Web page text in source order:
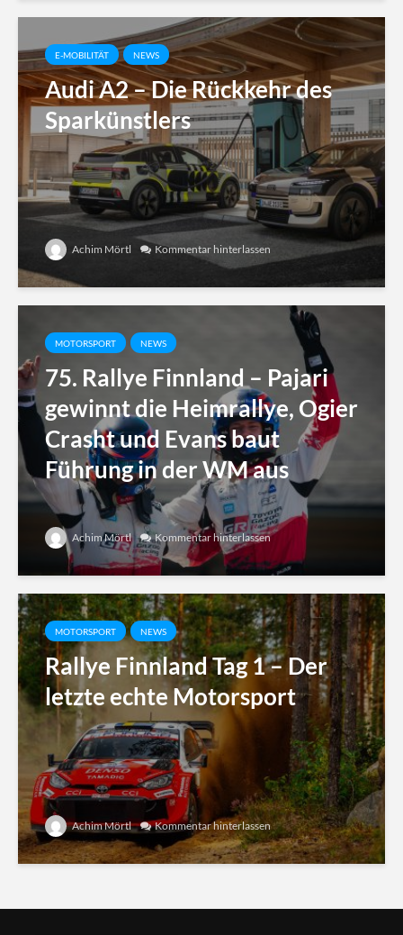
E-MOBILITÄT NEWS
Audi A2 – Die Rückkehr des
Sparkünstlers
Achim Mörtl Kommentar hinterlassen
MOTORSPORT NEWS
75. Rallye Finnland – Pajari
gewinnt die Heimrallye, Ogier
Crasht und Evans baut
Führung in der WM aus
Achim Mörtl Kommentar hinterlassen
MOTORSPORT NEWS
Rallye Finnland Tag 1 – Der
letzte echte Motorsport
Achim Mörtl Kommentar hinterlassen